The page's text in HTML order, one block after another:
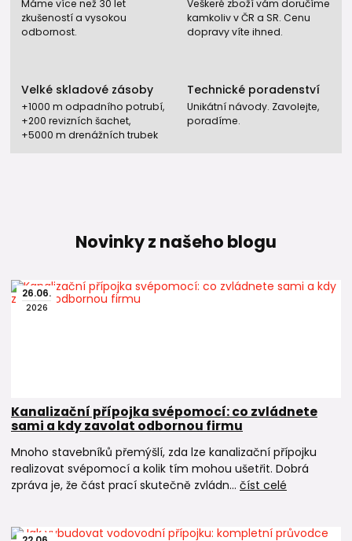
Máme více než 30 let
zkušeností a vysokou
odbornost.
Veškeré zboží vám doručíme
kamkoliv v ČR a SR. Cenu
dopravy víte ihned.
Velké skladové zásoby
+1000 m odpadního potrubí,
+200 revizních šachet,
+5000 m drenážních trubek
Technické poradenství
Unikátní návody. Zavolejte,
poradíme.
Novinky z našeho blogu
26.06.
2026
Kanalizační přípojka svépomocí: co zvládnete
sami a kdy zavolat odbornou firmu
Mnoho stavebníků přemýšlí, zda lze kanalizační přípojku
realizovat svépomocí a kolik tím mohou ušetřit. Dobrá
zpráva je, že část prací skutečně zvládn... číst celé